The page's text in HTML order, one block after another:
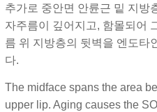
추가로 중안면 안륜근 밑 지방
자주름이 깊어지고, 함몰되어
름 위 지방층의 뒷벽을 엔도타
다.
The midface spans the area
upper lip. Aging causes the